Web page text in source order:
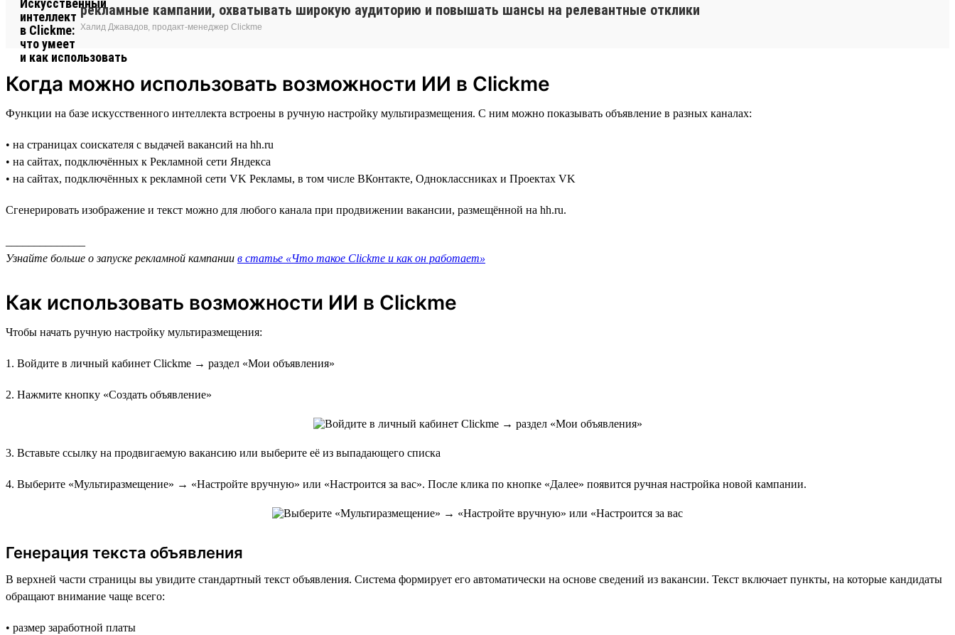
рекламные кампании, охватывать широкую аудиторию и повышать шансы на релевантные отклики
Халид Джавадов, продакт-менеджер Clickme
Когда можно использовать возможности ИИ в Clickme
Функции на базе искусственного интеллекта встроены в ручную настройку мультиразмещения. С ним можно показывать объявление в разных каналах:
• на страницах соискателя с выдачей вакансий на hh.ru
• на сайтах, подключённых к Рекламной сети Яндекса
• на сайтах, подключённых к рекламной сети VK Рекламы, в том числе ВКонтакте, Одноклассниках и Проектах VK
Сгенерировать изображение и текст можно для любого канала при продвижении вакансии, размещённой на hh.ru.
Узнайте больше о запуске рекламной кампании в статье «Что такое Clickme и как он работает»
Как использовать возможности ИИ в Clickme
Чтобы начать ручную настройку мультиразмещения:
1. Войдите в личный кабинет Clickme → раздел «Мои объявления»
2. Нажмите кнопку «Создать объявление»
3. Вставьте ссылку на продвигаемую вакансию или выберите её из выпадающего списка
4. Выберите «Мультиразмещение» → «Настройте вручную» или «Настроится за вас». После клика по кнопке «Далее» появится ручная настройка новой кампании.
Генерация текста объявления
В верхней части страницы вы увидите стандартный текст объявления. Система формирует его автоматически на основе сведений из вакансии. Текст включает пункты, на которые кандидаты
обращают внимание чаще всего:
• размер заработной платы